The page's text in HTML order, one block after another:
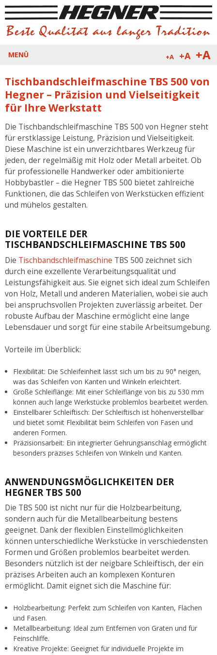
+A +A +A
MENÜ
Tischbandschleifmaschine TBS 500 von
Hegner – Präzision und Vielseitigkeit
für Ihre Werkstatt
Die Tischbandschleifmaschine TBS 500 von Hegner steht
für erstklassige Leistung, Präzision und Vielseitigkeit.
Diese Maschine ist ein unverzichtbares Werkzeug für
jeden, der regelmäßig mit Holz oder Metall arbeitet. Ob
für professionelle Handwerker oder ambitionierte
Hobbybastler – die Hegner TBS 500 bietet zahlreiche
Funktionen, die das Schleifen von Werkstücken effizient
und mühelos gestalten.
DIE VORTEILE DER
TISCHBANDSCHLEIFMASCHINE TBS 500
Die Tischbandschleifmaschine TBS 500 zeichnet sich
durch eine exzellente Verarbeitungsqualität und
Leistungsfähigkeit aus. Sie eignet sich ideal zum Schleifen
von Holz, Metall und anderen Materialien, wobei sie auch
bei anspruchsvollen Projekten zuverlässig arbeitet. Der
robuste Aufbau der Maschine ermöglicht eine lange
Lebensdauer und sorgt für eine stabile Arbeitsumgebung.
Vorteile im Überblick:
Flexibilität: Die Schleifeinheit lässt sich um bis zu 90° neigen,
was das Schleifen von Kanten und Winkeln erleichtert.
Große Schleiflänge: Mit einer Schleiflänge von bis zu 530 mm
können auch lange Werkstücke problemlos bearbeitet werden.
Einstellbarer Schleiftisch: Der Schleiftisch ist höhenverstellbar
und bietet somit Flexibilität beim Schleifen von Fasen und
anderen Formen.
Präzisionsarbeit: Ein integrierter Gehrungsanschlag ermöglicht
besonders präzises Schleifen von Winkeln und Kanten.
ANWENDUNGSMÖGLICHKEITEN DER
HEGNER TBS 500
Die TBS 500 ist nicht nur für die Holzbearbeitung,
sondern auch für die Metallbearbeitung bestens
geeignet. Dank der flexiblen Einstellmöglichkeiten
können unterschiedliche Werkstücke in verschiedensten
Formen und Größen problemlos bearbeitet werden.
Besonders nützlich ist der neigbare Schleiftisch, der ein
präzises Arbeiten auch an komplexen Konturen
ermöglicht. Damit eignet sich die Maschine für:
Holzbearbeitung: Perfekt zum Schleifen von Kanten, Flächen
und Fasen.
Metallbearbeitung: Ideal zum Entfernen von Graten und für
Feinschliffe.
Kreative Projekte: Geeignet für individuelle Projekte im